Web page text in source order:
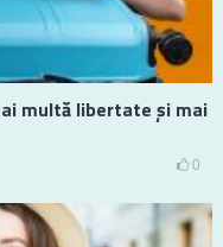
multă libertate și mai
0